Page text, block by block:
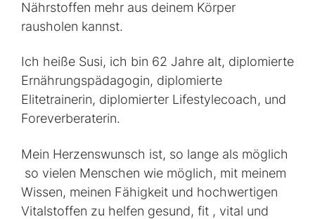
Nährstoffen mehr aus deinem Körper
rausholen kannst.
Ich heiße Susi, ich bin 62 Jahre alt, diplomierte
Ernährungspädagogin, diplomierte
Elitetrainerin, diplomierter Lifestylecoach, und
Foreverberaterin.
Mein Herzenswunsch ist, so lange als möglich
so vielen Menschen wie möglich, mit meinem
Wissen, meinen Fähigkeit und hochwertigen
Vitalstoffen zu helfen gesund, fit , vital und